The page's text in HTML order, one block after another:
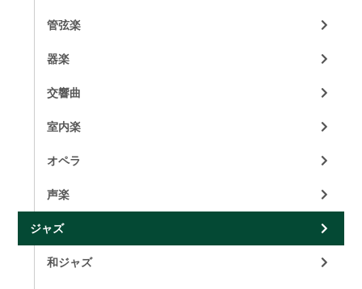
管弦楽
器楽
交響曲
室内楽
オペラ
声楽
ジャズ
和ジャズ